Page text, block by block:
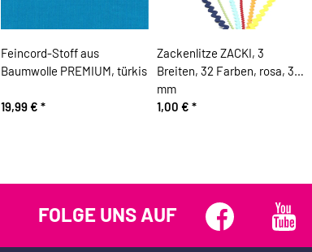
Feincord-Stoff aus
Baumwolle PREMIUM, türkis
19,99 € *
Zackenlitze ZACKI, 3
Breiten, 32 Farben, rosa, 3
mm
1,00 € *
FOLGE UNS AUF